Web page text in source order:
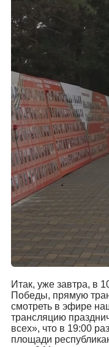
Итак, уже завтра, в
Победы, прямую
смотреть в эфире
трансляцию
всех», что в 19:00
площади